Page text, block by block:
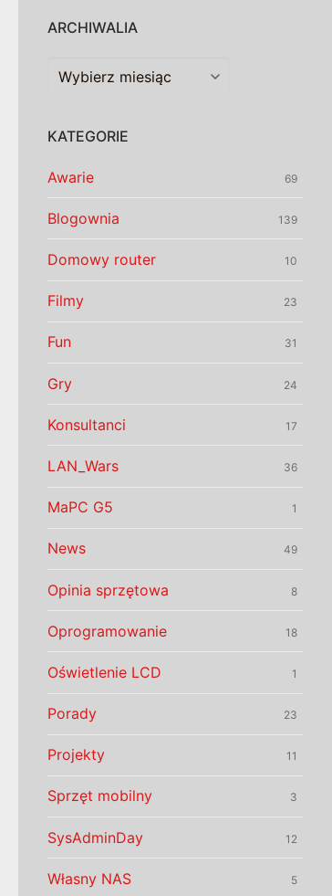
ARCHIWALIA
Archiwalia
KATEGORIE
Awarie 69
Blogownia 139
Domowy router 10
Filmy 23
Fun 31
Gry 24
Konsultanci 17
LAN_Wars 36
MaPC G5 1
News 49
Opinia sprzętowa 8
Oprogramowanie 18
Oświetlenie LCD 1
Porady 23
Projekty 11
Sprzęt mobilny 3
SysAdminDay 12
Własny NAS 5